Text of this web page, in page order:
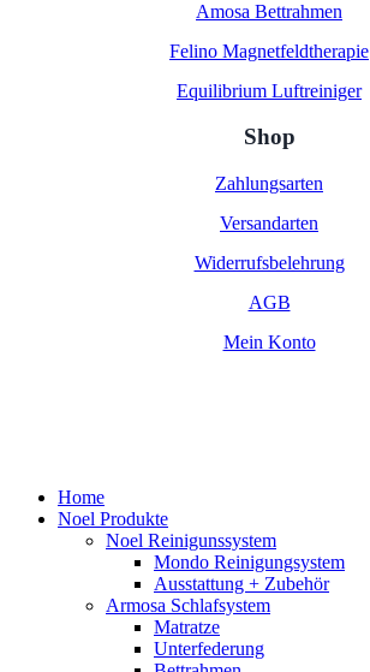
Amosa Bettrahmen
Felino Magnetfeldtherapie
Equilibrium Luftreiniger
Shop
Zahlungsarten
Versandarten
Widerrufsbelehrung
AGB
Mein Konto
Close
Menu
Home
Noel Produkte
Noel Reinigunssystem
Mondo Reinigungsystem
Ausstattung + Zubehör
Armosa Schlafsystem
Matratze
Unterfederung